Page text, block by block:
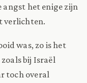
het enige zijn
verlichten.
was, zo is het
bij Israël
toch overal